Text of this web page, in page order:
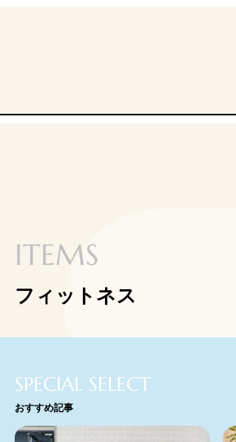
ITEMS
フィットネス
SPECIAL SELECT
おすすめ記事